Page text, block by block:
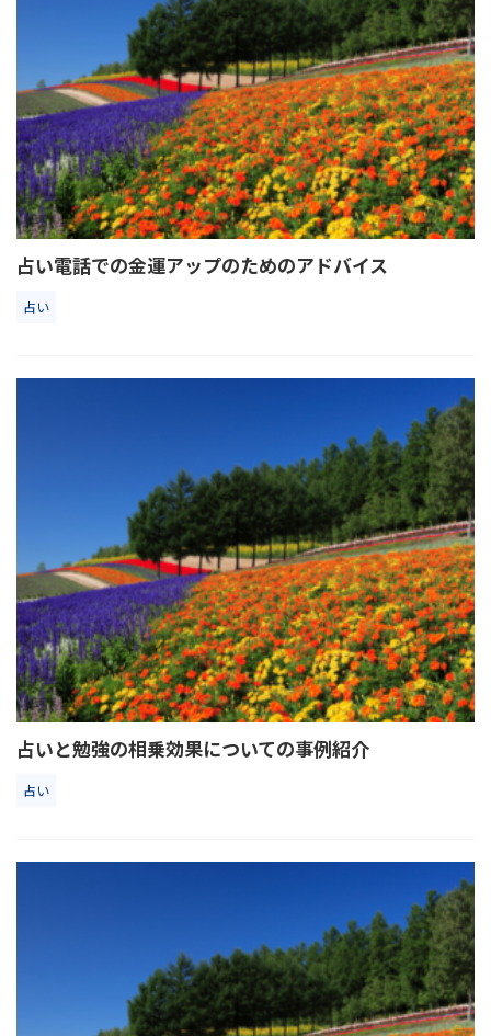
占い電話での金運アップのためのアドバイス
占い
占いと勉強の相乗効果についての事例紹介
占い